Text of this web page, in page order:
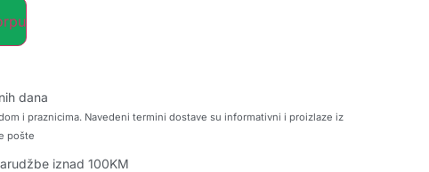
dana
i praznicima. Navedeni termini dostave su informativni i proizlaze iz
pošte
iznad 100KM